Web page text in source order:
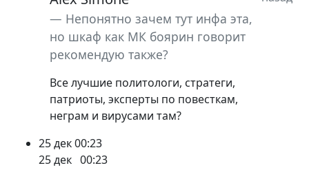
Непонятно зачем тут инфа эта,
но шкаф как МК боярин говорит
рекомендую также?
Все лучшие политологи, стратеги,
патриоты, эксперты по повесткам,
неграм и вирусами там?
25 дек00:23
25 дек 00:23